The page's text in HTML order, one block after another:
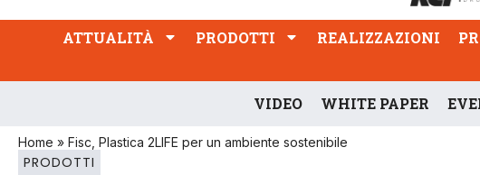
ATTUALITÀ PRODOTTI REALIZZAZIONI
VIDEO WHITE PAPER
Home » Fisc, Plastica 2LIFE per un ambiente sostenibile
PRODOTTI